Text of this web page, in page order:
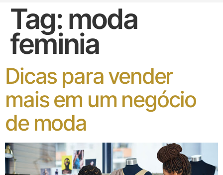
Tag: moda
feminia
Dicas para vender
mais em um negócio
de moda